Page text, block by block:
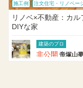
施工例 注文住宅・リノベー
リノベ×不動産：カ
DIYな家
建築のプロ
非公開 帝塚山